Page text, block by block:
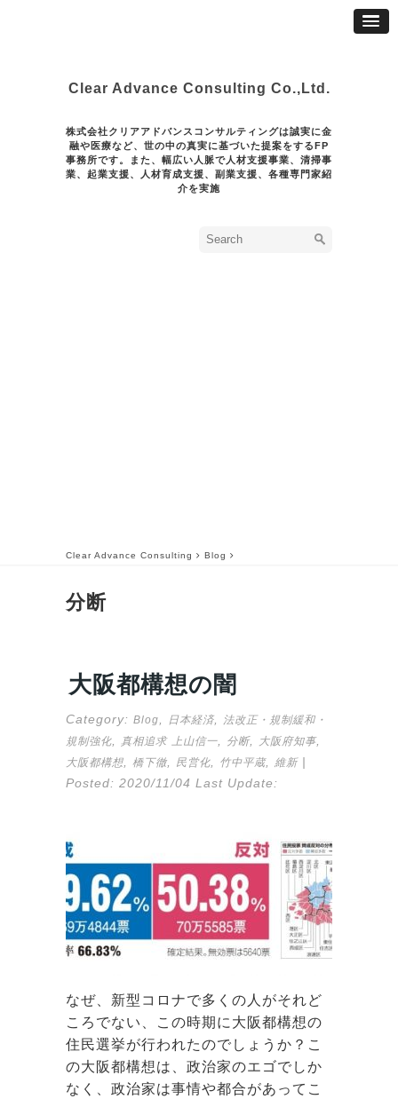
Clear Advance Consulting Co.,Ltd.
株式会社クリアアドバンスコンサルティングは誠実に金
融や医療など、世の中の真実に基づいた提案をするFP
事務所です。また、幅広い人脈で人材支援事業、清掃事
業、起業支援、人材育成支援、副業支援、各種専門家紹
介を実施
Clear Advance Consulting Blog
分断
大阪都構想の闇
Category: Blog 日本経済
法改正・規制緩和・
規制強化
真相追求 上山信一 分断, 大阪府知事,
大阪都構想 橋下徹 民営化 竹中平蔵, 維新|
Posted: 2020/11/04 Last Update:
なぜ、新型コロナで多くの人がそれど
ころでない、この時期に大阪都構想の
住民選挙が行われたのでしょうか？こ
の大阪都構想は、政治家のエゴでしか
なく、政治家は事情や都合があってこ